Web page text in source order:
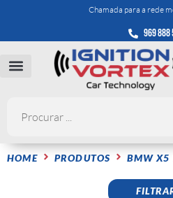
Chamada para a rede
969 888
HOME PRODUTOS BMW X5